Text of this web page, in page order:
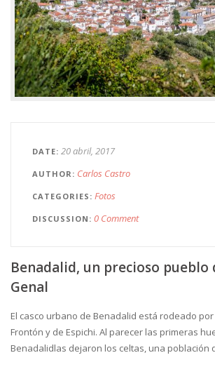
DATE 20 abril, 2017
AUTHOR Carlos Castro
CATEGORIES Fotos
DISCUSSION 0 Comment
Benadalid, un precioso pueblo
Genal
El casco urbano de Benadalid está rodeado
Frontón y de Espichi. Al parecer las primeras
Benadalidlas dejaron los celtas, una población